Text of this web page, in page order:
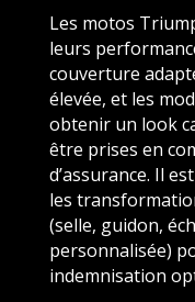
Les motos
leurs
couverture
élevée, et les
obtenir un look
être prises en
d’assurance. Il
les
(selle, guidon,
personnalisée)
indemnisation